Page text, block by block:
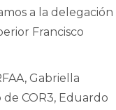
a la delegación
Francisco
Gabriella
COR3, Eduardo